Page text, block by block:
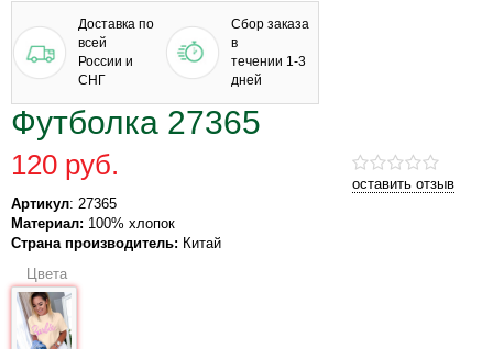
Доставка по
всей
России и
СНГ
Сбор заказа
в
течении 1-3
дней
Футболка 27365
оставить отзыв
120 руб.
Артикул: 27365
Материал: 100% хлопок
Страна производитель: Китай
Цвета